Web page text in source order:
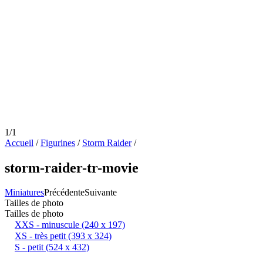
1/1
Accueil /Figurines / Storm Raider/
storm-raider-tr-movie
MiniaturesPrécédenteSuivante
Tailles de photo
Tailles de photo
XXS - minuscule (240 x 197)
XS - très petit(393 x 324)
S - petit(524 x 432)